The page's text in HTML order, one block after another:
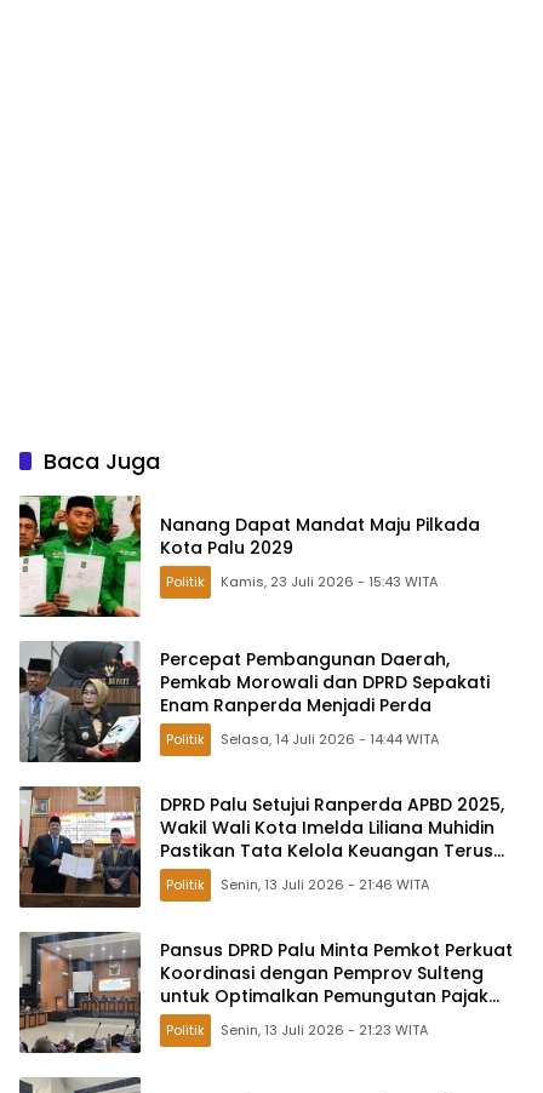
Baca Juga
Nanang Dapat Mandat Maju Pilkada
Kota Palu 2029
Politik Kamis, 23 Juli 2026 - 15:43 WITA
Percepat Pembangunan Daerah,
Pemkab Morowali dan DPRD Sepakati
Enam Ranperda Menjadi Perda
Politik Selasa, 14 Juli 2026 - 14:44 WITA
DPRD Palu Setujui Ranperda APBD 2025,
Wakil Wali Kota Imelda Liliana Muhidin
Pastikan Tata Kelola Keuangan Terus
Dibenahi
Politik Senin, 13 Juli 2026 - 21:46 WITA
Pansus DPRD Palu Minta Pemkot Perkuat
Koordinasi dengan Pemprov Sulteng
untuk Optimalkan Pemungutan Pajak
Tambang
Politik Senin, 13 Juli 2026 - 21:23 WITA